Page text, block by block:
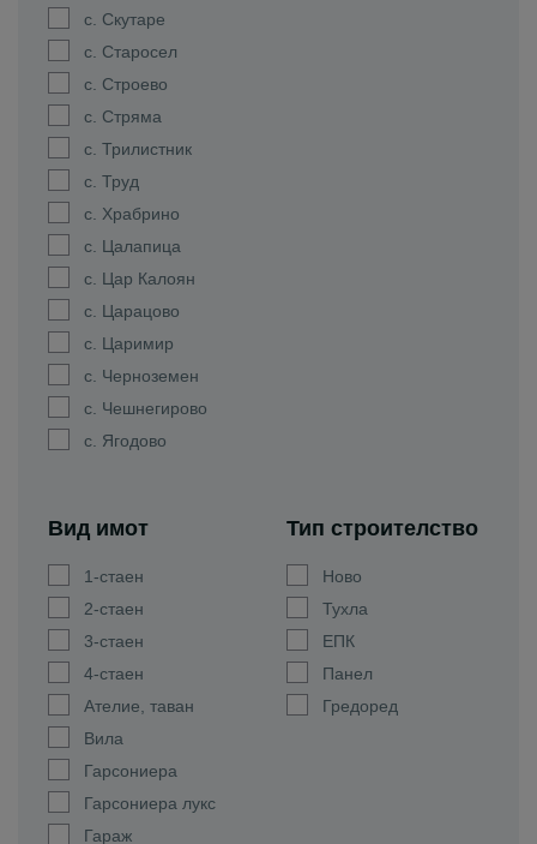
с. Скутаре
с. Старосел
с. Строево
с. Стряма
с. Трилистник
с. Труд
с. Храбрино
с. Цалапица
с. Цар Калоян
с. Царацово
с. Царимир
с. Черноземен
с. Чешнегирово
с. Ягодово
Вид имот
1-стаен
2-стаен
3-стаен
4-стаен
Ателие, таван
Вила
Гарсониера
Гарсониера лукс
Гараж
Тип строителство
Ново
Тухла
ЕПК
Панел
Гредоред